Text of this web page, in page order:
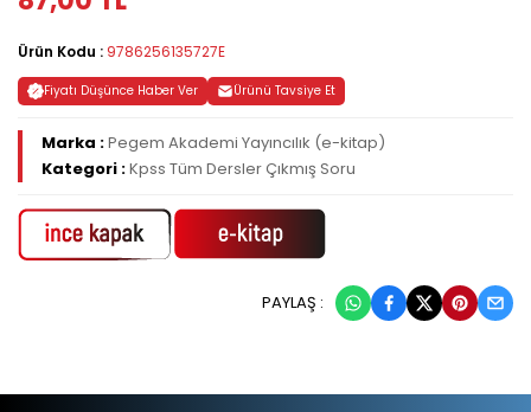
Ürün Kodu : 9786256135727E
Fiyatı Düşünce Haber Ver Ürünü Tavsiye Et
Marka :Pegem Akademi Yayıncılık (e-kitap)
Kategori :Kpss Tüm Dersler Çıkmış Soru
PAYLAŞ :